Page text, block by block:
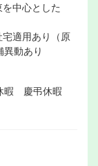
中心とした
適用あり（原
動あり
暇 慶弔休暇